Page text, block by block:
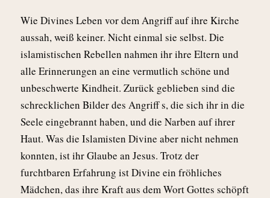
Wie Divines Leben vor dem Angriff auf ihre Kirche
aussah, weiß keiner. Nicht einmal sie selbst. Die
islamistischen Rebellen nahmen ihr ihre Eltern und
alle Erinnerungen an eine vermutlich schöne und
unbeschwerte Kindheit. Zurück geblieben sind die
schrecklichen Bilder des Angriff s, die sich ihr in die
Seele eingebrannt haben, und die Narben auf ihrer
Haut. Was die Islamisten Divine aber nicht nehmen
konnten, ist ihr Glaube an Jesus. Trotz der
furchtbaren Erfahrung ist Divine ein fröhliches
Mädchen, das ihre Kraft aus dem Wort Gottes schöpft